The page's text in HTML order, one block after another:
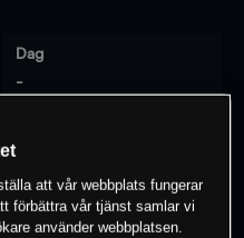
Dag
-
-
att vår webbplats fungerar
förbättra vår tjänst samlar vi
använder webbplatsen.